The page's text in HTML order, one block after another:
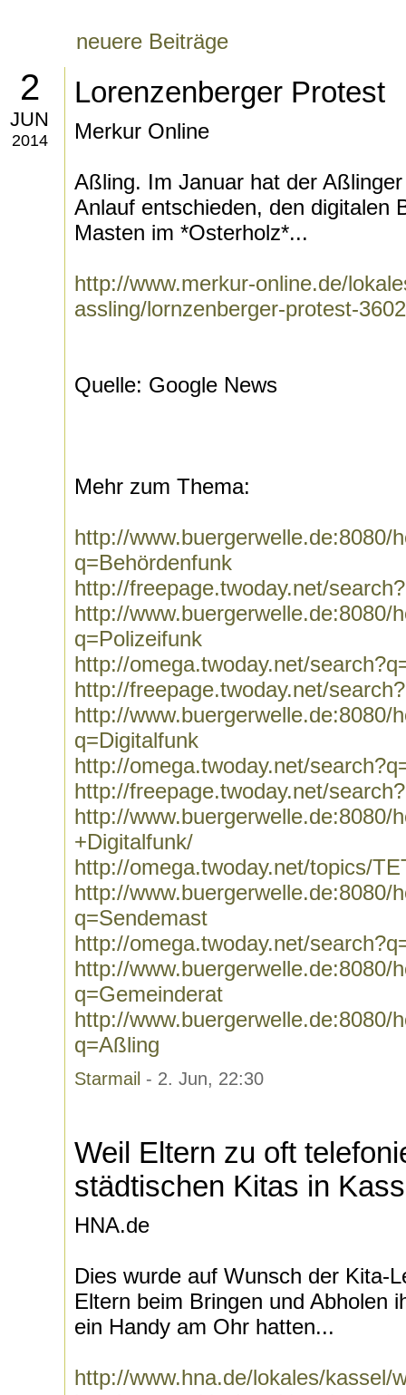
neuere Beiträge
2
JUN
2014
Lorenzenberger Protest
Merkur Online
Aßling. Im Januar hat der
Anlauf entschieden, den digitalen
Masten im *Osterholz*...
http://www.merkur-online.de/
assling/lornzenberger-protest-
Quelle: Google News
Mehr zum Thema:
http://www.buergerwelle.de:8080/
q=Behördenfunk
http://freepage.twoday.net/
http://www.buergerwelle.de:8080/
q=Polizeifunk
http://omega.twoday.net/
http://freepage.twoday.net/
http://www.buergerwelle.de:8080/
q=Digitalfunk
http://omega.twoday.net/
http://freepage.twoday.net/
http://
+Digitalfunk/
http://omega.twoday.net/topics/
http://www.buergerwelle.de:8080/
q=Sendemast
http://omega.twoday.net/
http://www.buergerwelle.de:8080/
q=Gemeinderat
http://www.buergerwelle.de:8080/
q=Aßling
Starmail - 2. Jun, 22:30
Weil Eltern zu oft
städtischen Kitas in
HNA.de
Dies wurde auf Wunsch der Kita-
Eltern beim Bringen und Abholen
ein Handy am Ohr hatten...
http://www.hna.de/lokales/kassel/